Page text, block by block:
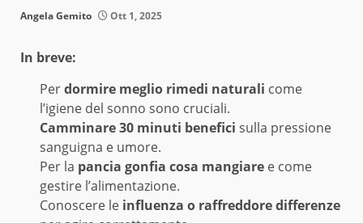
Angela Gemito Ott 1, 2025
In breve:
Perdormire meglio rimedi naturali come
l’igiene del sonno sono cruciali.
Camminare 30 minuti benefici sulla pressione
sanguigna e umore.
Per la pancia gonfia cosa mangiare e come
gestire l’alimentazione.
Conoscere le influenza o raffreddore differenze